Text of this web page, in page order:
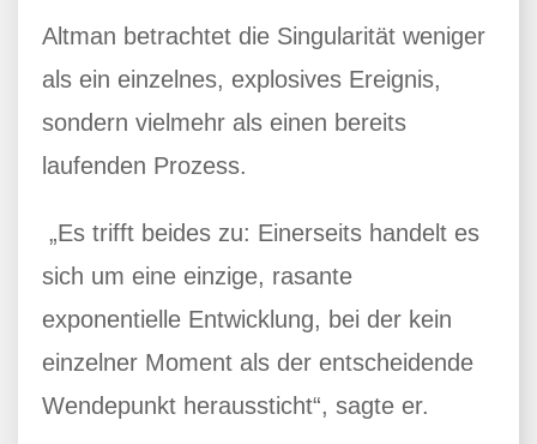
Altman betrachtet die Singularität weniger
als ein einzelnes, explosives Ereignis,
sondern vielmehr als einen bereits
laufenden Prozess.
„Es trifft beides zu: Einerseits handelt es
sich um eine einzige, rasante
exponentielle Entwicklung, bei der kein
einzelner Moment als der entscheidende
Wendepunkt heraussticht“, sagte er.